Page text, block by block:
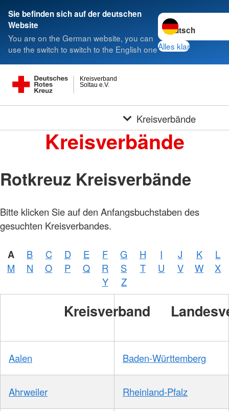
Sie befinden sich auf der deutschen
Website
You are on the German website, you can
use the switch to switch to the English one
Sprache wechseln
Alles klar
Soltau e.V.
Kreisverband
Kreisverbände
Kreisverbände
Rotkreuz Kreisverbände
Bitte klicken Sie auf den Anfangsbuchstaben des
gesuchten Kreisverbandes.
A B C D E F G H I J K
L
M
N O P Q R S T U V W
X
Y
Z
Kreisverband
Aalen Baden-Württemberg
Ahrweiler Rheinland-Pfalz